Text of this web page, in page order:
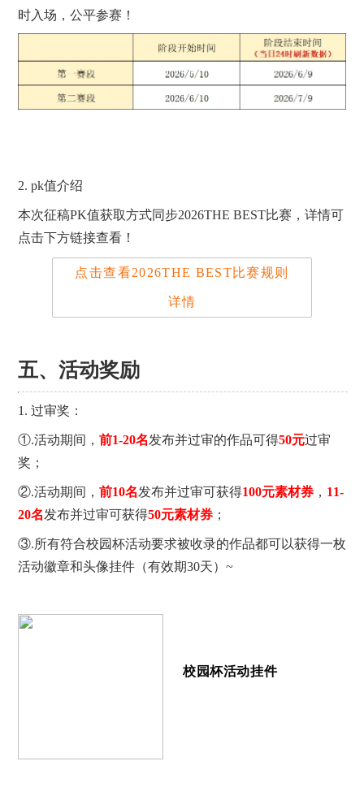
时入场，公平参赛！
2. pk值介绍
本次征稿PK值获取方式同步2026THE BEST比赛，详情可
点击下方链接查看！
点击查看2026THE BEST比赛规则
详情
五、活动奖励
1. 过审奖：
①.活动期间， 前1-20名发布并过审的作品可得50元过审
奖；
②.活动期间， 前10名发布并过审可获得100元素材券， 11-
20名发布并过审可获得50元素材券；
③.所有符合校园杯活动要求被收录的作品都可以获得一枚
活动徽章和头像挂件（有效期30天）~
校园杯活动挂件